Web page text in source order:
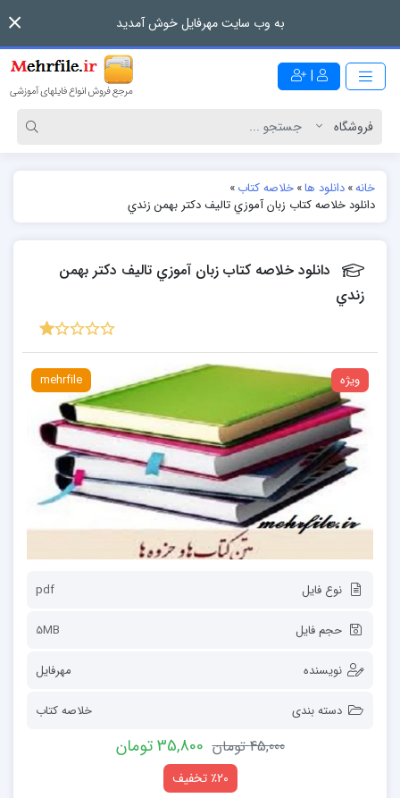
به وب سایت مهرفایل خوش آمدید
|
خانه»دانلود ها»خلاصه کتاب»
دانلود خلاصه کتاب زبان آموزي تالیف دكتر بهمن زندي
دانلود خلاصه کتاب زبان آموزي تالیف دكتر بهمن
زندي
ویژه mehrfile
نوع فایل pdf
حجم فایل 5MB
نویسنده مهرفایل
دسته بندی خلاصه کتاب
45,000 تومان 35,800 تومان
٪20 تخفیف